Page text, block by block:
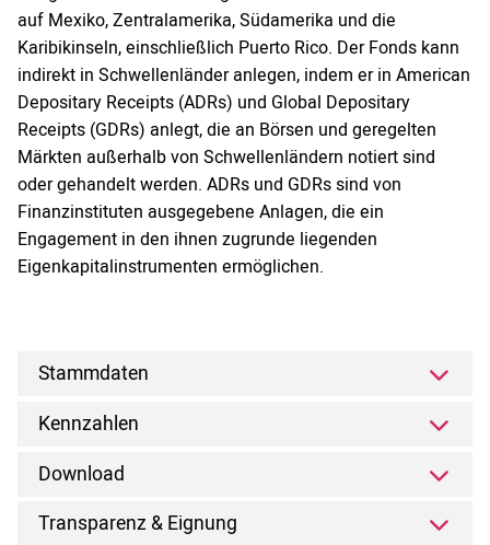
auf Mexiko, Zentralamerika, Südamerika und die
Karibikinseln, einschließlich Puerto Rico. Der Fonds kann
indirekt in Schwellenländer anlegen, indem er in American
Depositary Receipts (ADRs) und Global Depositary
Receipts (GDRs) anlegt, die an Börsen und geregelten
Märkten außerhalb von Schwellenländern notiert sind
oder gehandelt werden. ADRs und GDRs sind von
Finanzinstituten ausgegebene Anlagen, die ein
Engagement in den ihnen zugrunde liegenden
Eigenkapitalinstrumenten ermöglichen.
Stammdaten
Kennzahlen
Download
Transparenz & Eignung